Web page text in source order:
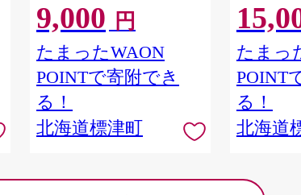
国産ハンバーグ 冷凍ハンバ
ーグ 合いびき 合い挽き あい
びき ギフト 小分け 人気 便
利 冷凍 はんばーぐ ぽーく
ぎゅうにく 肉 ひき肉
hannba-gu お弁当 おかず 惣
菜 お惣菜 家庭用 子ども 子
供 こども 北海道 標津町
9,000 円
たまったWAON
POINTで寄附でき
る！
北海道標津町
ベーコン
ジ あらび
ンクフル
使用 安全
こども 肉
贈答 贈答
みセット
り寄せ プ
たまっ
POINT
る！
北海道